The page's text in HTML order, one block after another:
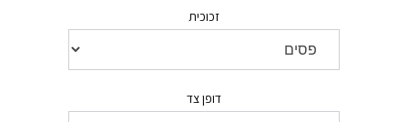
זכוכית
דופן צד